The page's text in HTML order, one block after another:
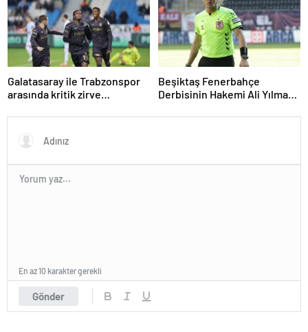
Galatasaray ile Trabzonspor
arasında kritik zirve
Beşiktaş Fenerbahçe
Derbisinin Hakemi Ali Yılmaz
Gönder
En az 10 karakter gerekli